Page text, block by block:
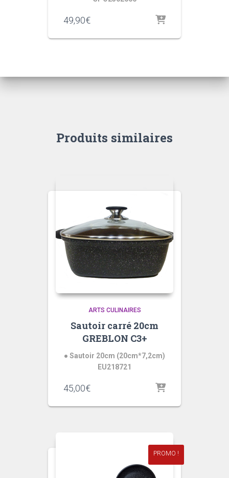
49,90€
Produits similaires
ARTS CULINAIRES
Sautoir carré 20cm
GREBLON C3+
● Sautoir 20cm (20cm*7,2cm)
EU218721
45,00€
PROMO !